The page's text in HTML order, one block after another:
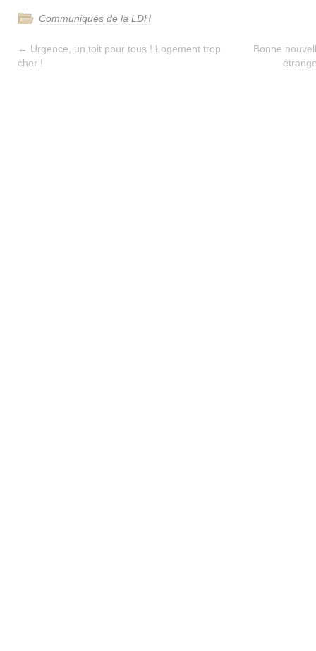
Communiqués de la LDH
← Urgence, un toit pour tous ! Logement trop
cher !
Bonne